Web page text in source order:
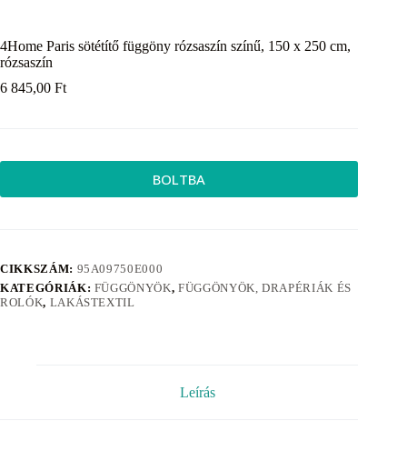
4Home Paris sötétítő függöny rózsaszín színű, 150 x 250 cm,
rózsaszín
6 845,00 Ft
BOLTBA
CIKKSZÁM: 95A09750E000
KATEGÓRIÁK: FÜGGÖNYÖK, FÜGGÖNYÖK, DRAPÉRIÁK ÉS
ROLÓK, LAKÁSTEXTIL
Leírás